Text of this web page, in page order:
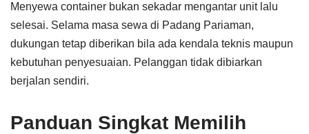
Menyewa container bukan sekadar mengantar unit lalu
selesai. Selama masa sewa di Padang Pariaman,
dukungan tetap diberikan bila ada kendala teknis maupun
kebutuhan penyesuaian. Pelanggan tidak dibiarkan
berjalan sendiri.
Panduan Singkat Memilih